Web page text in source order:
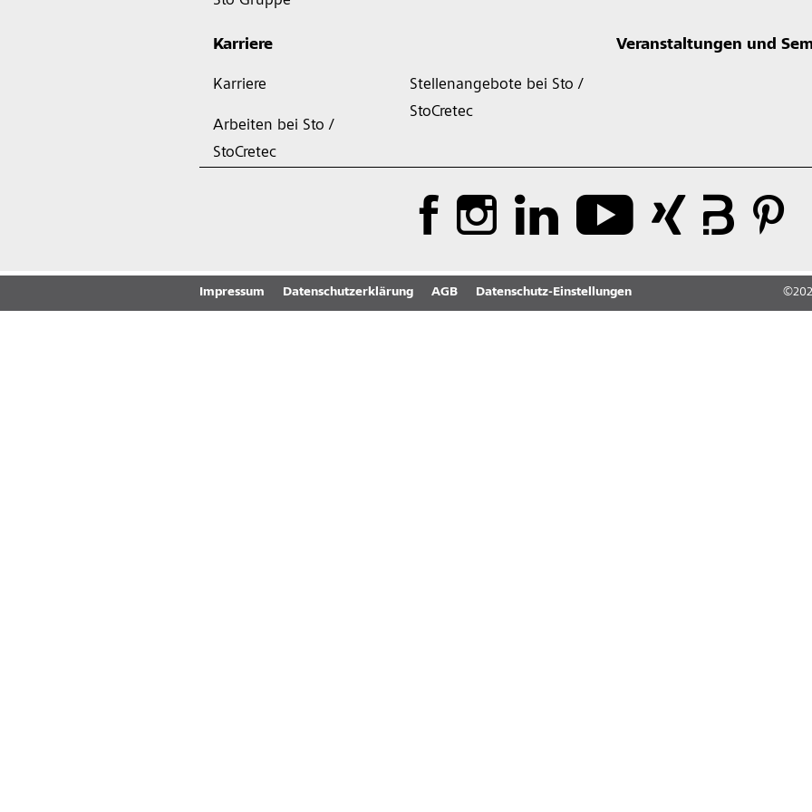
Karriere
Karriere
Arbeiten bei Sto /
StoCretec
Stellenangebote bei Sto /
StoCretec
Veranstaltungen und
Impressum Datenschutzerklärung AGB Datenschutz-Einstellungen ©